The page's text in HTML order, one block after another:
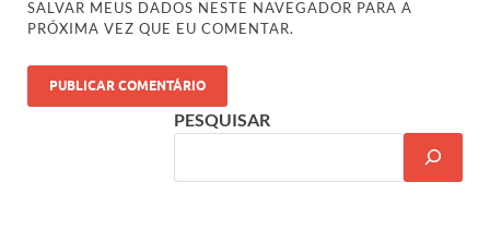
SALVAR MEUS DADOS NESTE NAVEGADOR PARA A
PRÓXIMA VEZ QUE EU COMENTAR.
PESQUISAR